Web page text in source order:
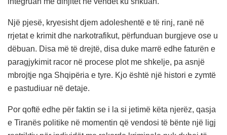
Një pjesë, kryesisht djem adoleshentë e të rinj, ranë në
rrjetat e krimit dhe narkotrafikut, përfunduan burgjeve ose u
dëbuan. Disa më të drejtë, disa duke marrë edhe faturën e
paragjykimit racor në procese plot me shkelje, pa asnjë
mbrojtje nga Shqipëria e tyre. Kjo është një histori e zymtë
e pastudiuar në detaje.
Por qoftë edhe për faktin se i la si jetimë këta njerëz, qasja
e Tiranës politike në momentin që vendosi të bënte një ligj